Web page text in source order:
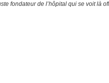
fondateur de l’hôpital qui se voit là